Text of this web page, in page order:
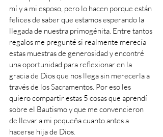
mí y a mi esposo, pero lo hacen porque están
felices de saber que estamos esperando la
llegada de nuestra primogénita. Entre tantos
regalos me pregunté si realmente merecía
estas muestras de generosidad y encontré
una oportunidad para reflexionar en la
gracia de Dios que nos llega sin merecerla a
través de los Sacramentos. Por eso les
quiero compartir estas 5 cosas que aprendí
sobre el Bautismo y que me convencieron
de llevar a mi pequeña cuanto antes a
hacerse hija de Dios.